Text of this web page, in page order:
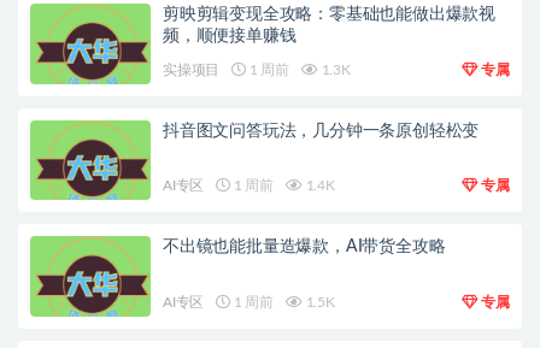
剪映剪辑变现全攻略：零基础也能做出爆款视
频，顺便接单赚钱
实操项目 1 周前 1.3K 专属
抖音图文问答玩法，几分钟一条原创轻松变
AI专区 1 周前 1.4K 专属
不出镜也能批量造爆款，AI带货全攻略
AI专区 1 周前 1.5K 专属